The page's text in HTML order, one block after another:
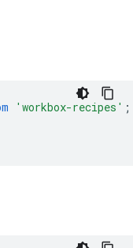
'workbox-recipes' ;